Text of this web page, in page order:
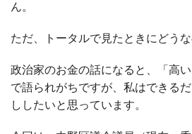
ん。
ただ、トータルで見たときにどうな
政治家のお金の話になると、「高
で語られがちですが、私はできる
ししたいと思っています。